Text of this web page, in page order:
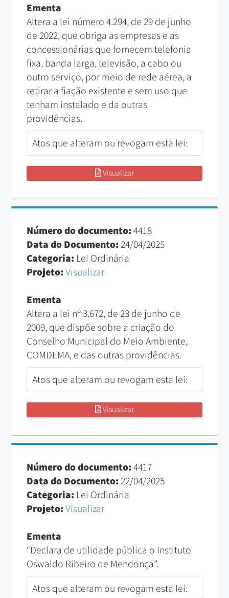
Ementa
Altera a lei número 4.294, de 29 de junho
de 2022, que obriga as empresas e as
concessionárias que fornecem telefonia
fixa, banda larga, televisão, a cabo ou
outro serviço, por meio de rede aérea, a
retirar a fiação existente e sem uso que
tenham instalado e da outras
providências.
Atos que alteram ou revogam esta lei:
Visualizar
Número do documento:4418
Data do Documento:24/04/2025
Categoria: Lei Ordinária
Projeto: Visualizar
Ementa
Altera a lei nº 3.672, de 23 de junho de
2009, que dispõe sobre a criação do
Conselho Municipal do Meio Ambiente,
COMDEMA, e das outras providências.
Atos que alteram ou revogam esta lei:
Visualizar
Número do documento:4417
Data do Documento:22/04/2025
Categoria: Lei Ordinária
Projeto: Visualizar
Ementa
“Declara de utilidade pública o Instituto
Oswaldo Ribeiro de Mendonça”.
Atos que alteram ou revogam esta lei: